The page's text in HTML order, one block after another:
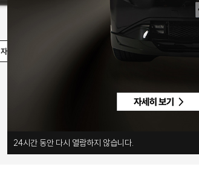
24시간 동안 다시 열람하지 않습니다.
자세히 보기